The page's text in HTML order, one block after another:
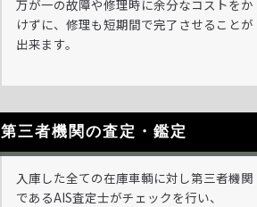
万が一の故障や修理時に余分なコストをか
けずに、修理も短期間で完了させることが
出来ます。
第三者機関の査定・鑑定
入庫した全ての在庫車輌に対し第三者機関
であるAIS査定士がチェックを行い、